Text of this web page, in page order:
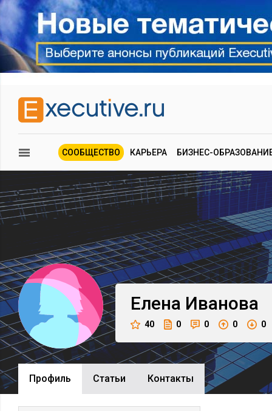
СООБЩЕСТВО КАРЬЕРА БИЗНЕС-
Елена Иванова
40 0 0 0 0
Профиль Cтатьи Контакты